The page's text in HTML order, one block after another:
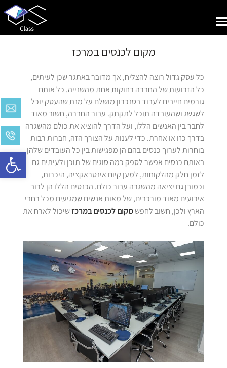
Open toolbar
Toggle
מקום לכנסים במרכז
כל עסק גדול רוצה להצליח, אך מדובר באתגר שכן לעיתים,
כל הזרועות של החברה רחוקות אחת מהשנייה. כל אותם
גורמים חייבים לעבוד בסנכרון מושלם על מנת שהעסק יוכל
לשגשג ושהעובדה תוכל לתקתק. עבור החברה, חשוב מאוד
לחבר בין האנשים הללו, ועל הדרך להוציא את כולם מהשגרה
בדרך כזו או אחרת. כדי לענות על הצורך הזה, חברות רבות
בוחרות לערוך כנסים בהם הן מפגישות בין כל העובדים שלהן.
באותם כנסים אפשר לספק כמה סוגים של תוכן ולעיתים גם
לזמן חלק מהלקוחות, למען קיום אינטראקציה, היכרות,
וכמובן גם יציאה מהשגרה עבור כולם. הכנסים הללו הן לרוב
אירועים מאוד מורכבים, של מאות אנשים שמגיעים מכל רחבי
הארץ ולכן, חשוב לחפש מקום לכנסים במרכזשיכול לארח את
כולם.